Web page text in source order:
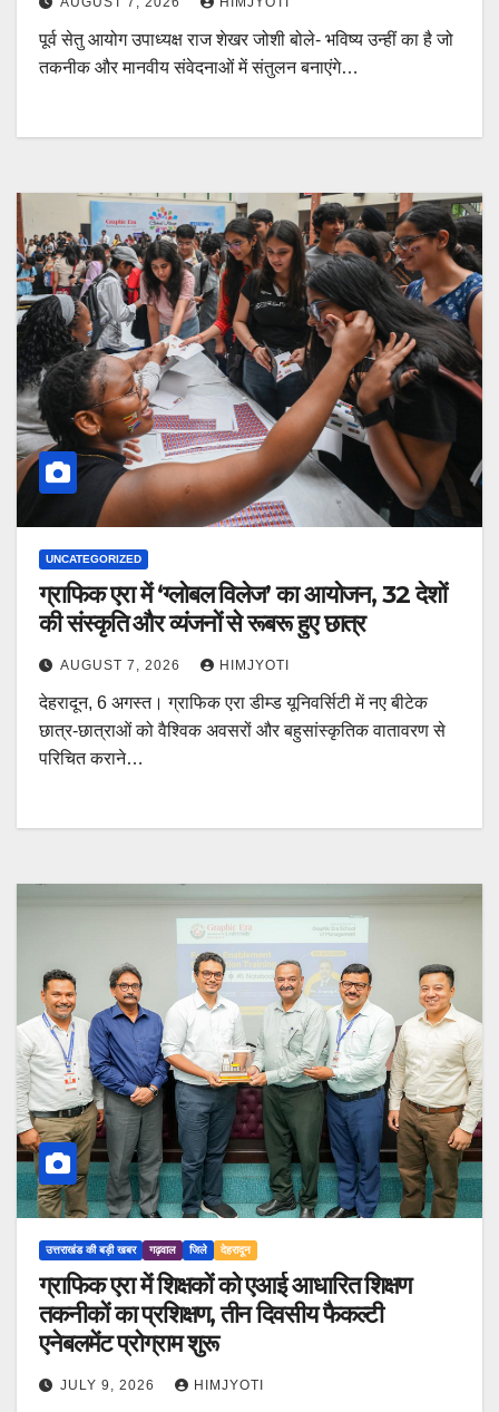
पूर्व सेतु आयोग उपाध्यक्ष राज शेखर जोशी बोले- भविष्य उन्हीं का है जो
तकनीक और मानवीय संवेदनाओं में संतुलन बनाएंगे…
UNCATEGORIZED
ग्राफिक एरा में ‘ग्लोबल विलेज’ का आयोजन, 32 देशों
की संस्कृति और व्यंजनों से रूबरू हुए छात्र
AUGUST 7, 2026 HIMJYOTI
देहरादून, 6 अगस्त। ग्राफिक एरा डीम्ड यूनिवर्सिटी में नए बीटेक
छात्र-छात्राओं को वैश्विक अवसरों और बहुसांस्कृतिक वातावरण से
परिचित कराने…
उत्तराखंड की बड़ी खबर गढ़वाल जिले देहरादून
ग्राफिक एरा में शिक्षकों को एआई आधारित शिक्षण
तकनीकों का प्रशिक्षण, तीन दिवसीय फैकल्टी
एनेबलमेंट प्रोग्राम शुरू
JULY 9, 2026 HIMJYOTI